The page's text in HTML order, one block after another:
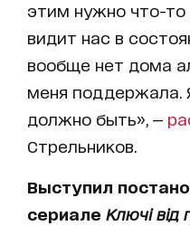
этим нужно что-
видит нас в
вообще нет дома
меня поддержала.
должно быть», —
Стрельников.
Выступил
сериале Ключі від